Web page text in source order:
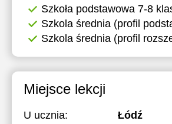
Szkoła podstawowa 7-8
Szkola średnia (profil
Szkola średnia (profil
Miejsce lekcji
U ucznia:
Łódź
20:00
20:30
17:30
18:00
19:00
17:30
18:00